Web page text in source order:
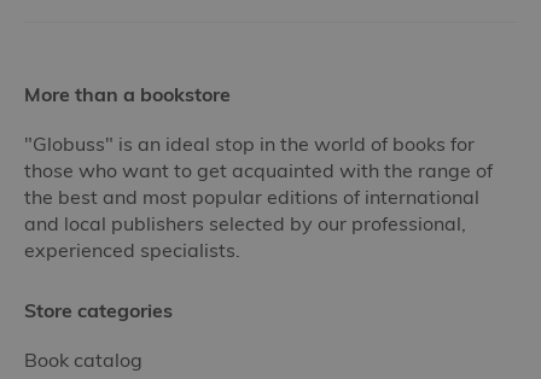
More than a bookstore
"Globuss" is an ideal stop in the world of books for
those who want to get acquainted with the range of
the best and most popular editions of international
and local publishers selected by our professional,
experienced specialists.
Store categories
Book catalog